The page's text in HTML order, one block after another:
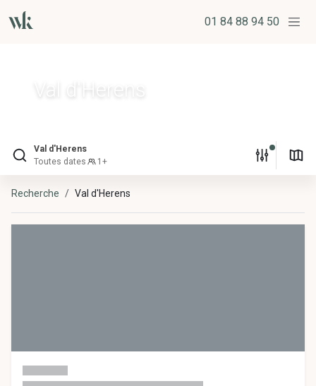
01 84 88 94 50
Val d'Herens
Val d'Herens
Toutes dates
1+
Recherche Val d'Herens